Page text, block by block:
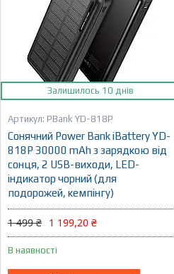
Залишилось 10 днів
PBank YD-818P
Сонячний Power Bank iBattery YD-
818P 30000 mAh з зарядкою від
сонця, 2 USB-виходи, LED-
індикатор чорний (для
подорожей, кемпінгу)
1 499 ₴ 1 199,20 ₴
В наявності